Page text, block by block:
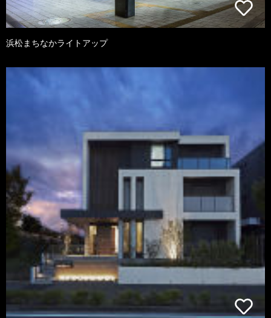
浜松まちなかライトアップ